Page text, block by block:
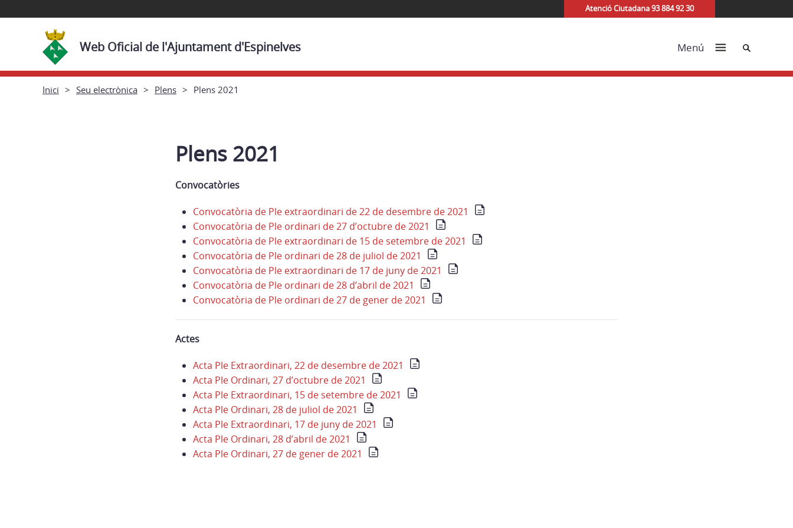
Atenció Ciutadana 93 884 92 30
Web Oficial de l'Ajuntament d'Espinelves Menú Cerca
Inici Seu electrònica Plens Plens 2021
Plens 2021
Convocatòries
Convocatòria de Ple extraordinari de 22 de desembre de 2021
Convocatòria de Ple ordinari de 27 d’octubre de 2021
Convocatòria de Ple extraordinari de 15 de setembre de 2021
Convocatòria de Ple ordinari de 28 de juliol de 2021
Convocatòria de Ple extraordinari de 17 de juny de 2021
Convocatòria de Ple ordinari de 28 d’abril de 2021
Convocatòria de Ple ordinari de 27 de gener de 2021
Actes
Acta Ple Extraordinari, 22 de desembre de 2021
Acta Ple Ordinari, 27 d’octubre de 2021
Acta Ple Extraordinari, 15 de setembre de 2021
Acta Ple Ordinari, 28 de juliol de 2021
Acta Ple Extraordinari, 17 de juny de 2021
Acta Ple Ordinari, 28 d’abril de 2021
Acta Ple Ordinari, 27 de gener de 2021